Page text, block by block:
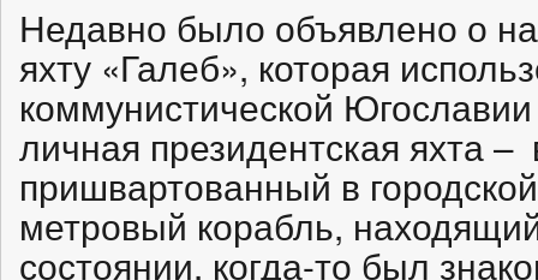
Недавно было объявлено о
яхту «Галеб», которая
коммунистической
личная президентская яхта
пришвартованный в
метровый корабль,
состоянии, когда-то был